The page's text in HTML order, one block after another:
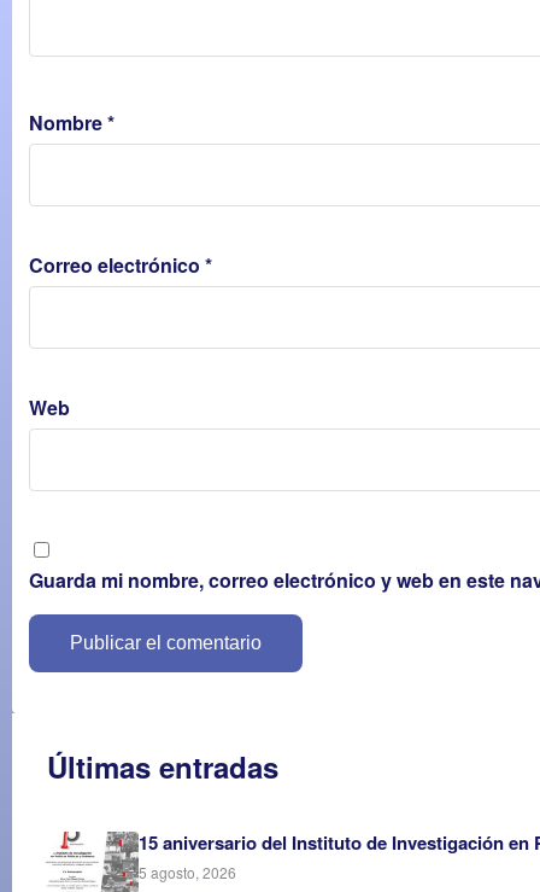
Nombre*
Correo electrónico *
Web
Guarda mi nombre, correo electrónico y web en este
Últimas entradas
15 aniversario del Instituto de Investigación
5 agosto, 2026